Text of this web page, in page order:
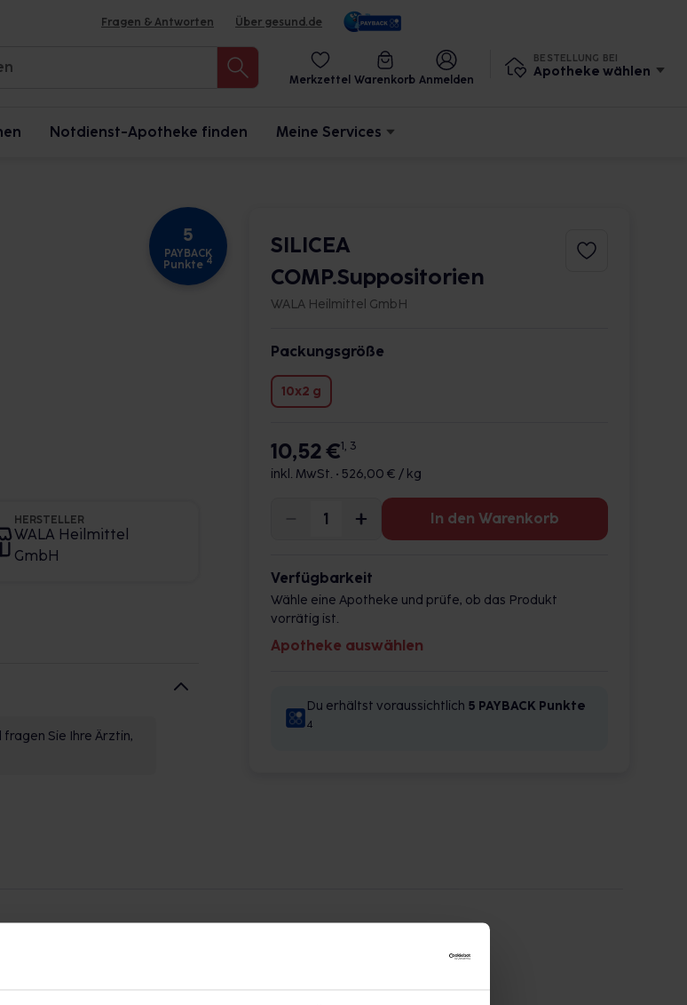
Fragen & Antworten Über gesund.de
Merkzettel Warenkorb Anmelden
BESTELLUNG BEI
Apotheke wählen
Notdienst-Apotheke finden Meine Services
5
PAYBACK
Punkte 4
HERSTELLER
WALA Heilmittel
GmbH
Sie Ihre Ärztin,
SILICEA
COMP.Suppositorien
WALA Heilmittel GmbH
Packungsgröße
10x2 g
10,52 €1, 3
inkl. MwSt. • 526,00 € / kg
In den Warenkorb
Verfügbarkeit
Wähle eine Apotheke und prüfe, ob das Produkt
vorrätig ist.
Apotheke auswählen
Du erhältst voraussichtlich 5 PAYBACK Punkte
4